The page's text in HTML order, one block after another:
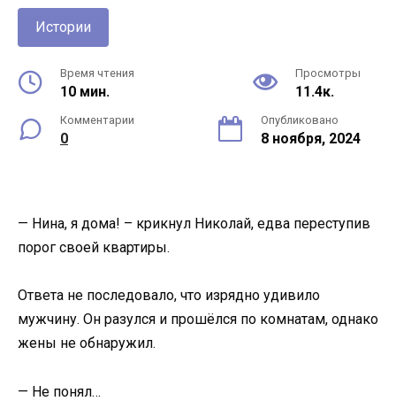
Истории
Время чтения
10 мин.
Просмотры
11.4к.
Комментарии
0
Опубликовано
8 ноября, 2024
— Нина, я дома! – крикнул Николай, едва переступив
порог своей квартиры.
Ответа не последовало, что изрядно удивило
мужчину. Он разулся и прошёлся по комнатам, однако
жены не обнаружил.
— Не понял…